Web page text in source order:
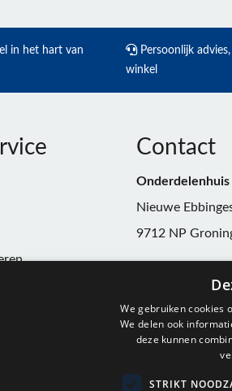
in het hart van
Persoonlijk
winkel
Contact
Nieuwe
9712 NP
91037743
BTW:
We gebruiken cookies
We delen ook
deze kunnen
STRIKT